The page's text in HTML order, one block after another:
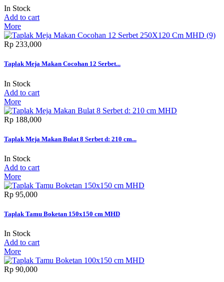
In Stock
Add to cart
More
Rp‎ 233,000
Taplak Meja Makan Cocohan 12 Serbet...
In Stock
Add to cart
More
Rp‎ 188,000
Taplak Meja Makan Bulat 8 Serbet d: 210 cm...
In Stock
Add to cart
More
Rp‎ 95,000
Taplak Tamu Boketan 150x150 cm MHD
In Stock
Add to cart
More
Rp‎ 90,000